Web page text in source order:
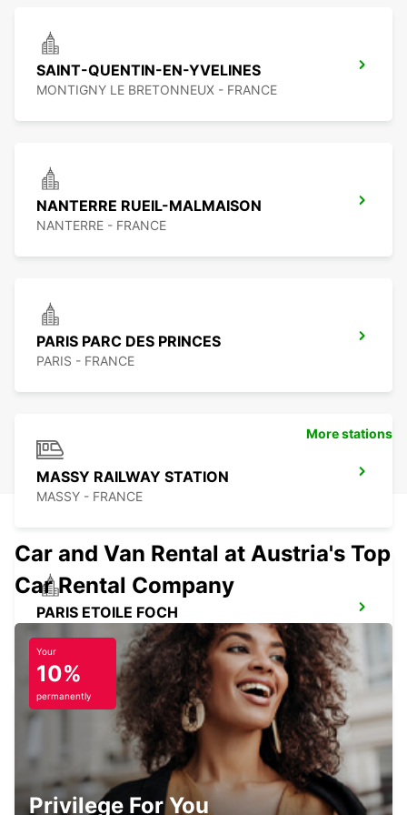
SAINT-QUENTIN-EN-YVELINES
MONTIGNY LE BRETONNEUX - FRANCE
NANTERRE RUEIL-MALMAISON
NANTERRE - FRANCE
PARIS PARC DES PRINCES
PARIS - FRANCE
MASSY RAILWAY STATION
MASSY - FRANCE
PARIS ETOILE FOCH
PARIS MONTPARNASSE RAILWAY
STATION
PARIS - FRANCE
More stations
Car and Van Rental at Austria's Top
Car Rental Company
Your
10%
permanently
Privilege For You